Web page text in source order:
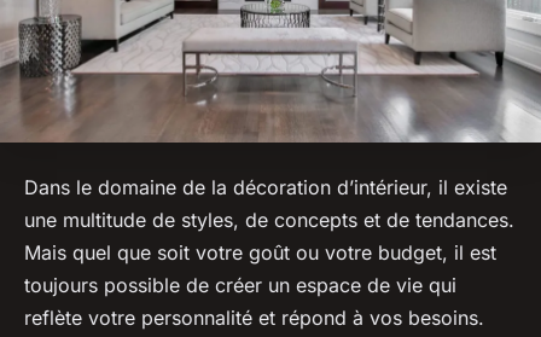
Dans le domaine de la décoration d’intérieur, il existe
une multitude de styles, de concepts et de tendances.
Mais quel que soit votre goût ou votre budget, il est
toujours possible de créer un espace de vie qui
reflète votre personnalité et répond à vos besoins.